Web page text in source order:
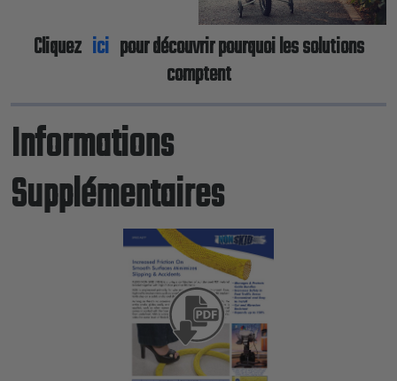
Cliquez ici pour découvrir pourquoi les solutions
comptent
Informations
Supplémentaires